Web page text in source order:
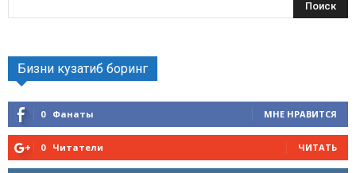
Бизни кузатиб боринг
0 Фанаты МНЕ НРАВИТСЯ
0 Читатели ЧИТАТЬ